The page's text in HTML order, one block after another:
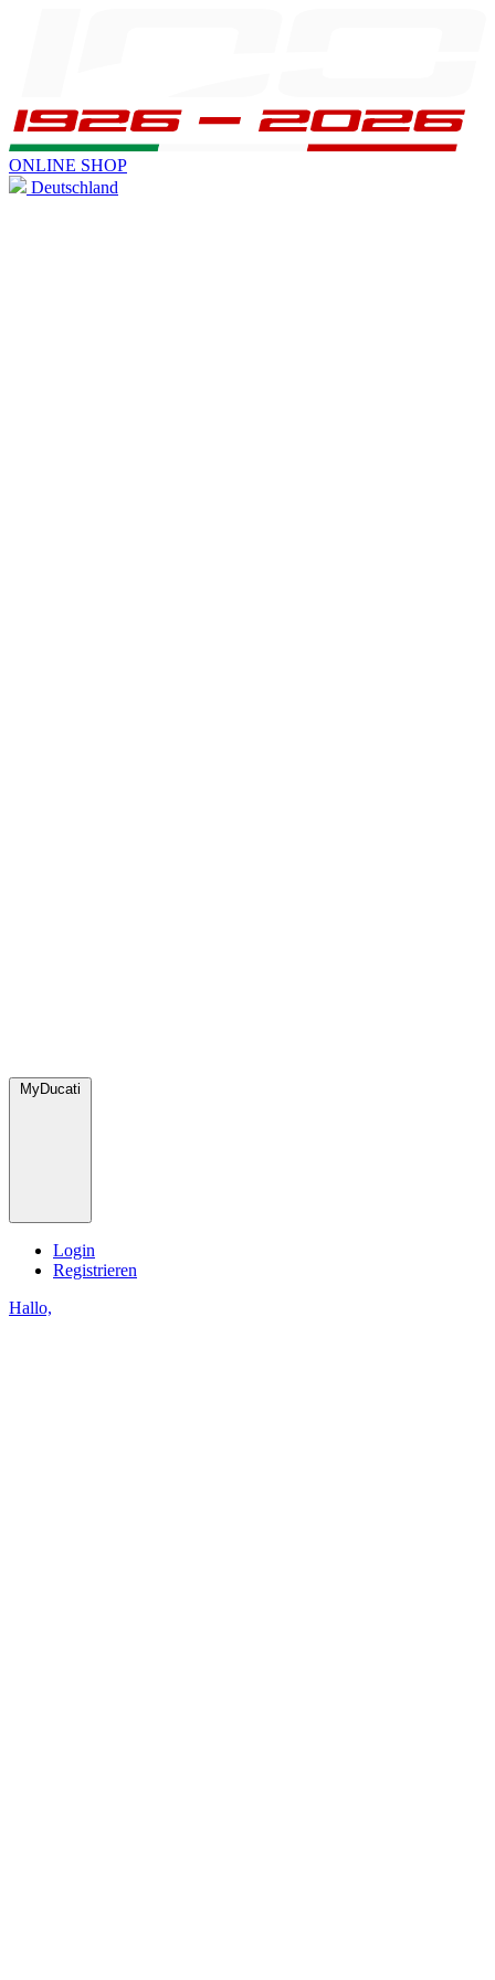
ONLINE SHOP
Deutschland
MyDucati
Login
Registrieren
Hallo,